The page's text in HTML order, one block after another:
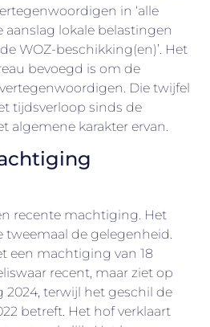
in ‘alle
aanslag lokale belastingen
WOZ-beschikking(en)’. Het
bevoegd is om de
Die twijfel
tijdsverloop sinds de
algemene karakter ervan.
recente machtiging. Het
tweemaal de gelegenheid.
een machtiging van 18
recent, maar ziet op
2024, terwijl het geschil de
betreft. Het hof verklaart